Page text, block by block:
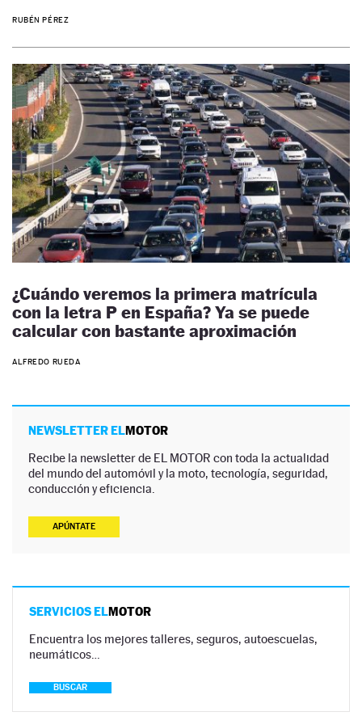
RUBÉN PÉREZ
¿Cuándo veremos la primera matrícula
con la letra P en España? Ya se puede
calcular con bastante aproximación
ALFREDO RUEDA
NEWSLETTER ELMOTOR
Recibe la newsletter de EL MOTOR con toda la actualidad
del mundo del automóvil y la moto, tecnología, seguridad,
conducción y eficiencia.
APÚNTATE
SERVICIOS ELMOTOR
Encuentra los mejores talleres, seguros, autoescuelas,
neumáticos…
BUSCAR